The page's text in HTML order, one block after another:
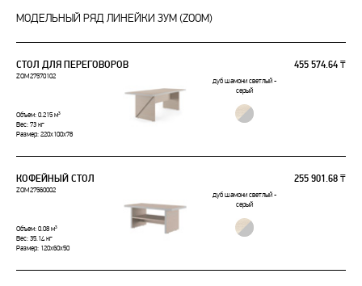
МОДЕЛЬНЫЙ РЯД ЛИНЕЙКИ ЗУМ (ZOOM)
СТОЛ ДЛЯ ПЕРЕГОВОРОВ 455 574.64 ₸
ZOM27570102
дуб шамони светлый -
серый
Объем: 0.215 м³
Вес: 73 кг
Размер: 220x100x78
КОФЕЙНЫЙ СТОЛ 255 901.68 ₸
ZOM27560002
дуб шамони светлый -
серый
Объем: 0.08 м³
Вес: 35.14 кг
Размер: 120x60x50